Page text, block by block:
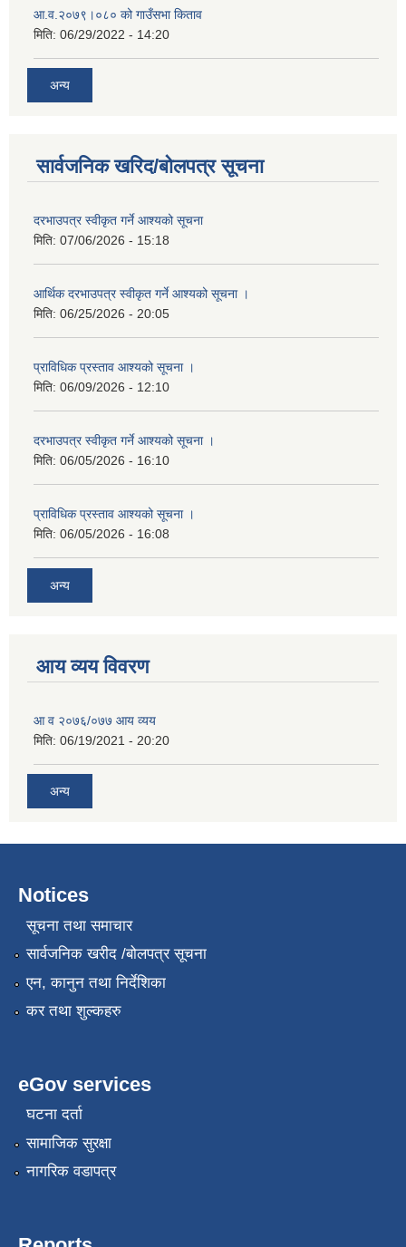
आ.व.२०७९।०८० को गाउँसभा किताव
मिति: 06/29/2022 - 14:20
अन्य
सार्वजनिक खरिद/बोलपत्र सूचना
दरभाउपत्र स्वीकृत गर्ने आश्यको सूचना
मिति: 07/06/2026 - 15:18
आर्थिक दरभाउपत्र स्वीकृत गर्ने आश्यको सूचना ।
मिति: 06/25/2026 - 20:05
प्राविधिक प्रस्ताव आश्यको सूचना ।
मिति: 06/09/2026 - 12:10
दरभाउपत्र स्वीकृत गर्ने आश्यको सूचना ।
मिति: 06/05/2026 - 16:10
प्राविधिक प्रस्ताव आश्यको सूचना ।
मिति: 06/05/2026 - 16:08
अन्य
आय व्यय विवरण
आ व २०७६/०७७ आय व्यय
मिति: 06/19/2021 - 20:20
अन्य
Notices
सूचना तथा समाचार
सार्वजनिक खरीद /बोलपत्र सूचना
एन, कानुन तथा निर्देशिका
कर तथा शुल्कहरु
eGov services
घटना दर्ता
सामाजिक सुरक्षा
नागरिक वडापत्र